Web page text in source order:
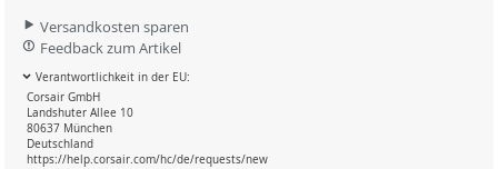
Versandkosten sparen
Feedback zum Artikel
Verantwortlichkeit in der EU:
Corsair GmbH
Landshuter Allee 10
80637 München
Deutschland
https://help.corsair.com/hc/de/requests/new